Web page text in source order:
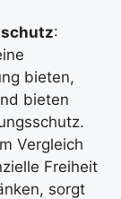
:
bieten,
bieten
Vergleich
Freiheit
sorgt